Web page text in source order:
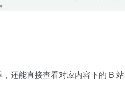
还能直接查看对应内容下的 B 站